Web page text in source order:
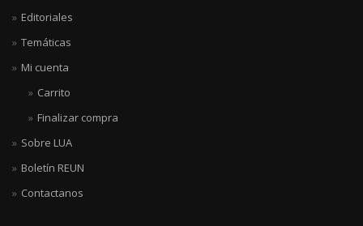
Editoriales
Temáticas
Mi cuenta
Carrito
Finalizar compra
Sobre LUA
Boletín REUN
Contactanos